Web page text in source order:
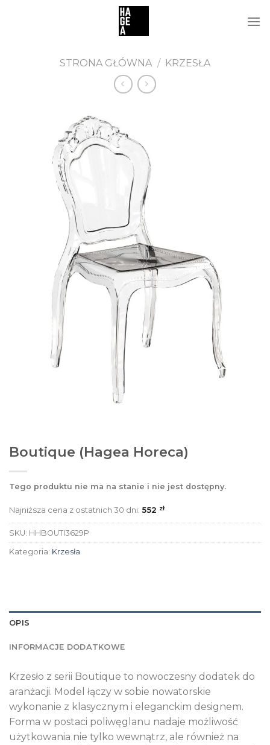
STRONA GŁÓWNA / KRZESŁA
Boutique (Hagea Horeca)
Tego produktu nie ma na stanie i nie jest dostępny.
Najniższa cena z ostatnich 30 dni: 552 zł
SKU: HHBOUTI3629P
Kategoria: Krzesła
OPIS
INFORMACJE DODATKOWE
Krzesło z serii Boutique to nowoczesny dodatek do
aranżacji. Model łączy w sobie nowatorskie
wykonanie z klasycznym i eleganckim designem.
Forma w postaci poliwęglanu nadaje możliwość
użytkowania nie tylko wewnątrz, ale również na